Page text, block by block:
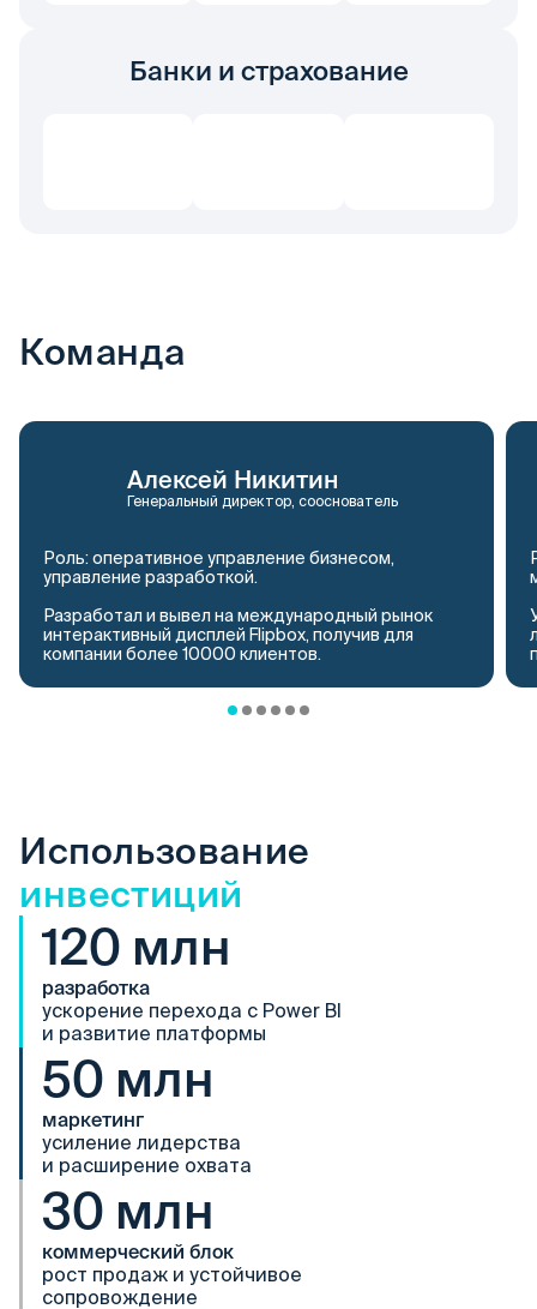
Банки и страхование
Команда
Алексей Никитин
Генеральный директор, сооснователь
Роль: оперативное управление бизнесом,
управление разработкой.
Разработал и вывел на международный рынок
интерактивный дисплей Flipbox, получив для
компании более 10000 клиентов.
Использование
инвестиций
120 млн
разработка
ускорение перехода c Power Bl
и развитие платформы
50 млн
маркетинг
усиление лидерства
и расширение охвата
30 млн
коммерческий блок
рост продаж и устойчивое
сопровождение